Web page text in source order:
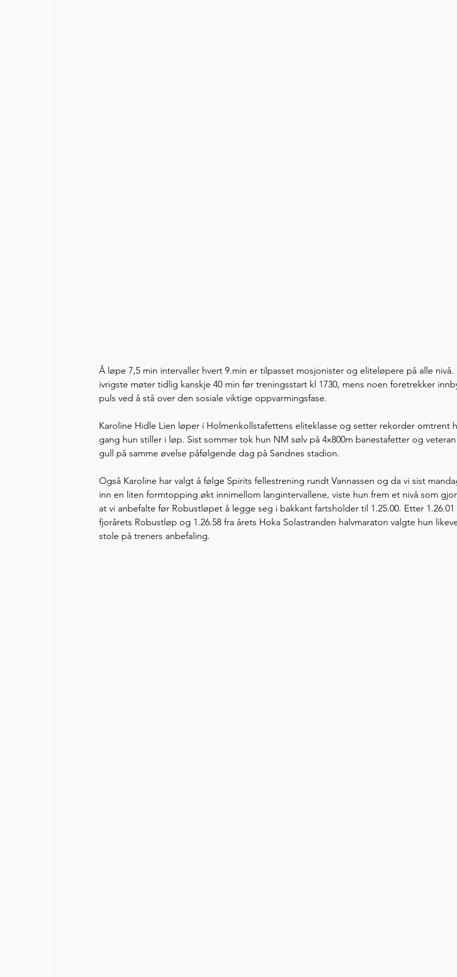
Å løpe 7,5 min intervaller hvert 9.min er tilpasset mosjonister og eliteløpere på alle
ivrigste møter tidlig kanskje 40 min før treningsstart kl 1730, mens noen foretrekker
puls ved å stå over den sosiale viktige oppvarmingsfase.
Karoline Hidle Lien løper i Holmenkollstafettens eliteklasse og setter rekorder omtrent
gang hun stiller i løp. Sist sommer tok hun NM sølv på 4x800m banestafetter og
gull på samme øvelse påfølgende dag på Sandnes stadion.
Også Karoline har valgt å følge Spirits fellestrening rundt Vannassen og da vi sist
inn en liten formtopping økt innimellom langintervallene, viste hun frem et nivå som
at vi anbefalte før Robustløpet å legge seg i bakkant fartsholder til 1.25.00. Etter
fjorårets Robustløp og 1.26.58 fra årets Hoka Solastranden halvmaraton valgte hun
stole på treners anbefaling.